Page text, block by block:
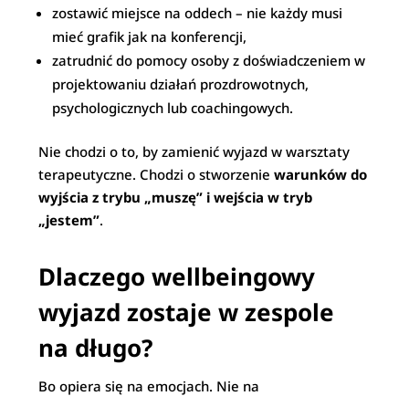
zostawić miejsce na oddech – nie każdy musi
mieć grafik jak na konferencji,
zatrudnić do pomocy osoby z doświadczeniem w
projektowaniu działań prozdrowotnych,
psychologicznych lub coachingowych.
Nie chodzi o to, by zamienić wyjazd w warsztaty
terapeutyczne. Chodzi o stworzeniewarunków do
wyjścia z trybu „muszę” i wejścia w tryb
„jestem”.
Dlaczego wellbeingowy
wyjazd zostaje w zespole
na długo?
Bo opiera się na emocjach. Nie na